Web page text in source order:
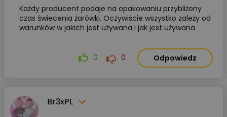
Każdy producent podaje na opakowaniu przybliżony
czas świecenia żarówki. Oczywiście wszystko zależy od
warunków w jakich jest używana i jak jest używana
0 0 Odpowiedz
Br3xPL